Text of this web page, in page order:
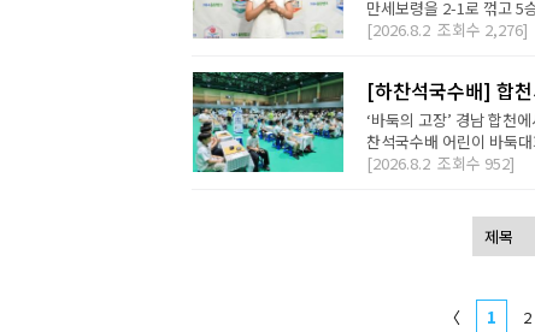
만세보령을 2-1로 꺾고 5
[2026.8.2 조회수 2,276]
[하찬석국수배] 합
‘바둑의 고장’ 경남 합천
찬석국수배 어린이 바둑
[2026.8.2 조회수 952]
〈 1 2